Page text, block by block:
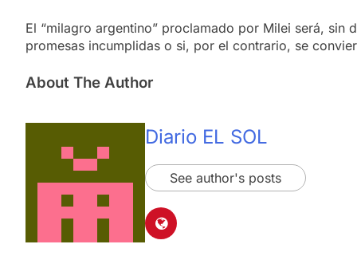
El “milagro argentino” proclamado por Milei será,
promesas incumplidas o si, por el contrario, se
About The Author
Diario EL SOL
See author's posts